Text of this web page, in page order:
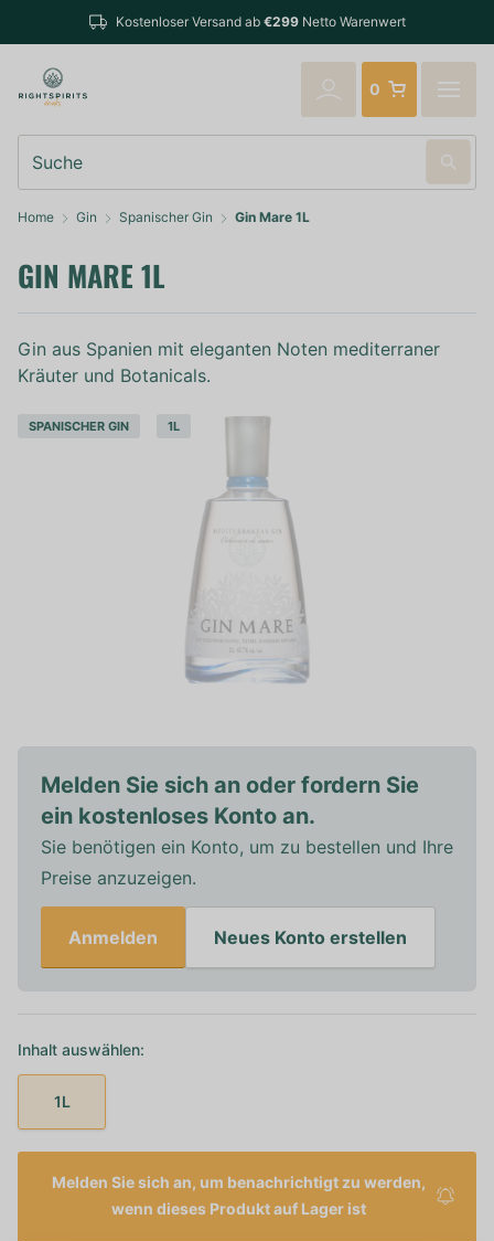
Kostenloser Versand ab€299Netto Warenwert
0
Home Gin Spanischer Gin Gin Mare 1L
GIN MARE 1L
Gin aus Spanien mit eleganten Noten mediterraner
Kräuter und Botanicals.
SPANISCHER GIN 1L
Melden Sie sich an oder fordern Sie
ein kostenloses Konto an.
Sie benötigen ein Konto, um zu bestellen und Ihre
Preise anzuzeigen.
Anmelden Neues Konto erstellen
Inhalt auswählen:
1L
Melden Sie sich an, um benachrichtigt zu werden,
wenn dieses Produkt auf Lager ist